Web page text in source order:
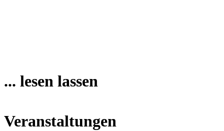
... lesen lassen
Veranstaltungen